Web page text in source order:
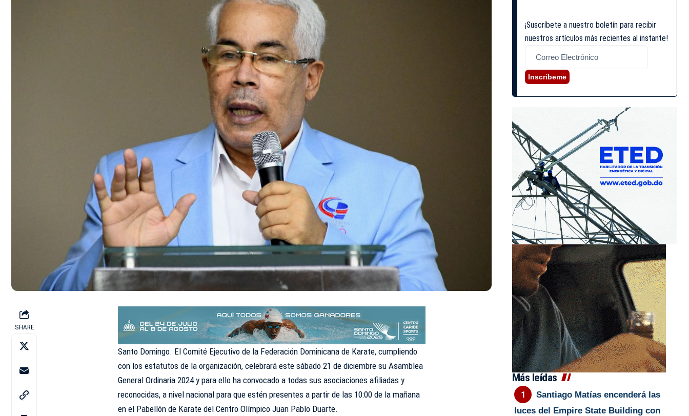
SHARE
Santo Domingo. El Comité Ejecutivo de la Federación Dominicana de Karate, cumpliendo
con los estatutos de la organización, celebrará este sábado 21 de diciembre su Asamblea
General Ordinaria 2024 y para ello ha convocado a todas sus asociaciones afiliadas y
reconocidas, a nivel nacional para que estén presentes a partir de las 10:00 de la mañana
en el Pabellón de Karate del Centro Olímpico Juan Pablo Duarte.
¡Suscríbete a nuestro boletín para recibir
nuestros artículos más recientes al instante!
Inscríbeme
Más leídas
Santiago Matías encenderá las
luces del Empire State Building con